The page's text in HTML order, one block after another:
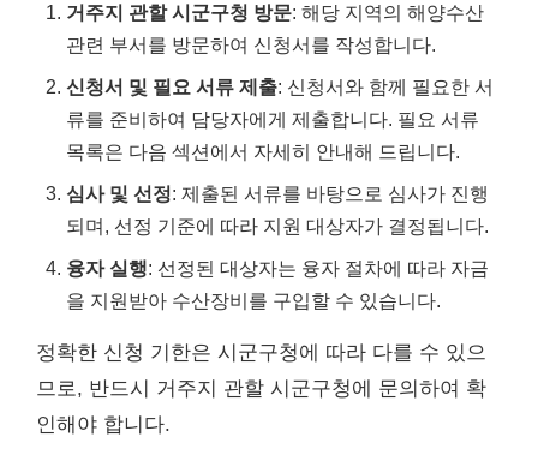
거주지 관할 시군구청 방문: 해당 지역의 해양수산
관련 부서를 방문하여 신청서를 작성합니다.
신청서 및 필요 서류 제출: 신청서와 함께 필요한 서
류를 준비하여 담당자에게 제출합니다. 필요 서류
목록은 다음 섹션에서 자세히 안내해 드립니다.
심사 및 선정: 제출된 서류를 바탕으로 심사가 진행
되며, 선정 기준에 따라 지원 대상자가 결정됩니다.
융자 실행: 선정된 대상자는 융자 절차에 따라 자금
을 지원받아 수산장비를 구입할 수 있습니다.
정확한 신청 기한은 시군구청에 따라 다를 수 있으
므로, 반드시 거주지 관할 시군구청에 문의하여 확
인해야 합니다.